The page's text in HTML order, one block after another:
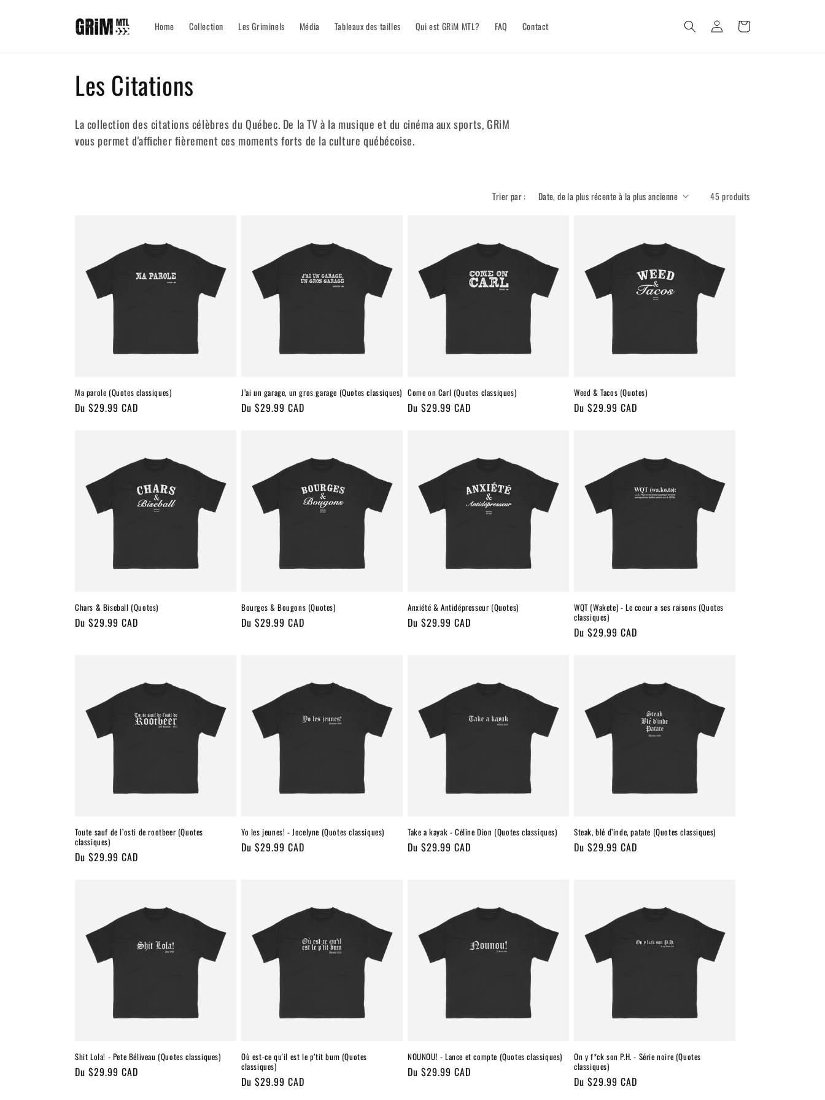
Home Collection Les Griminels Média Tableaux des tailles Qui est GRiM MTL? FAQ Contact Connexion Panier
C
o
l
:
Les Citations
La collection des citations célèbres du Québec. De la TV à la musique et du cinéma aux sports, GRiM
vous permet d'afficher fièrement ces moments forts de la culture québécoise.
Trier par : 45 produits
Ma parole (Quotes classiques)
Prix
Du $29.99 CAD
J’ai un garage, un gros garage (Quotes classiques)
Prix
Du $29.99 CAD
Come on Carl (Quotes classiques)
Prix
Du $29.99 CAD
Weed & Tacos (Quotes)
Prix
Du $29.99 CAD
Chars & Biseball (Quotes)
Prix
Du $29.99 CAD
Bourges & Bougons (Quotes)
Prix
Du $29.99 CAD
Anxiété & Antidépresseur (Quotes)
Prix
Du $29.99 CAD
WQT (Wakete) - Le coeur a ses raisons (Quotes
classiques)
Prix
Du $29.99 CAD
Toute sauf de l’osti de rootbeer (Quotes
classiques)
Prix
Du $29.99 CAD
Yo les jeunes! - Jocelyne (Quotes classiques)
Prix
Du $29.99 CAD
Take a kayak - Céline Dion (Quotes classiques)
Prix
Du $29.99 CAD
Steak, blé d’inde, patate (Quotes classiques)
Prix
Du $29.99 CAD
Shit Lola! - Pete Béliveau (Quotes classiques)
Prix
Du $29.99 CAD
Où est-ce qu'il est le p’tit bum (Quotes
classiques)
Prix
Du $29.99 CAD
NOUNOU! - Lance et compte (Quotes classiques)
Prix
Du $29.99 CAD
On y f*ck son P.H. - Série noire (Quotes
classiques)
Prix
Du $29.99 CAD